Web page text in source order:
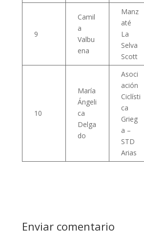
9
Camil
a
Valbu
ena
Manz
até
La
Selva
Scott
10
María
Ángeli
ca
Delga
do
Asoci
ación
Ciclísti
ca
Grieg
a –
STD
Arias
Enviar comentario